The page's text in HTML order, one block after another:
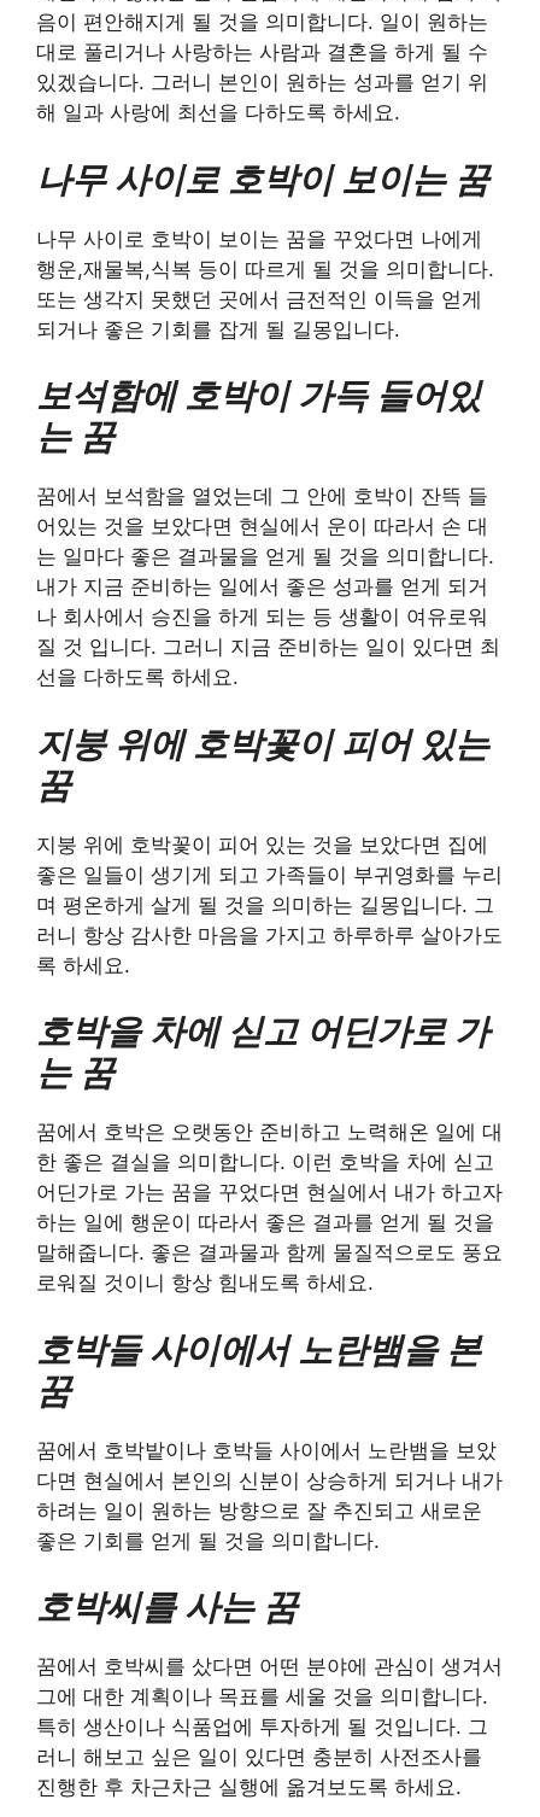
음이 편안해지게 될 것을 의미합니다. 일이 원하는
대로 풀리거나 사랑하는 사람과 결혼을 하게 될 수
있겠습니다. 그러니 본인이 원하는 성과를 얻기 위
해 일과 사랑에 최선을 다하도록 하세요.
나무 사이로 호박이 보이는 꿈
나무 사이로 호박이 보이는 꿈을 꾸었다면 나에게
행운,재물복,식복 등이 따르게 될 것을 의미합니다.
또는 생각지 못했던 곳에서 금전적인 이득을 얻게
되거나 좋은 기회를 잡게 될 길몽입니다.
보석함에 호박이 가득 들어있
는 꿈
꿈에서 보석함을 열었는데 그 안에 호박이 잔뜩 들
어있는 것을 보았다면 현실에서 운이 따라서 손 대
는 일마다 좋은 결과물을 얻게 될 것을 의미합니다.
내가 지금 준비하는 일에서 좋은 성과를 얻게 되거
나 회사에서 승진을 하게 되는 등 생활이 여유로워
질 것 입니다. 그러니 지금 준비하는 일이 있다면 최
선을 다하도록 하세요.
지붕 위에 호박꽃이 피어 있는
꿈
지붕 위에 호박꽃이 피어 있는 것을 보았다면 집에
좋은 일들이 생기게 되고 가족들이 부귀영화를 누리
며 평온하게 살게 될 것을 의미하는 길몽입니다. 그
러니 항상 감사한 마음을 가지고 하루하루 살아가도
록 하세요.
호박을 차에 싣고 어딘가로 가
는 꿈
꿈에서 호박은 오랫동안 준비하고 노력해온 일에 대
한 좋은 결실을 의미합니다. 이런 호박을 차에 싣고
어딘가로 가는 꿈을 꾸었다면 현실에서 내가 하고자
하는 일에 행운이 따라서 좋은 결과를 얻게 될 것을
말해줍니다. 좋은 결과물과 함께 물질적으로도 풍요
로워질 것이니 항상 힘내도록 하세요.
호박들 사이에서 노란뱀을 본
꿈
꿈에서 호박밭이나 호박들 사이에서 노란뱀을 보았
다면 현실에서 본인의 신분이 상승하게 되거나 내가
하려는 일이 원하는 방향으로 잘 추진되고 새로운
좋은 기회를 얻게 될 것을 의미합니다.
호박씨를 사는 꿈
꿈에서 호박씨를 샀다면 어떤 분야에 관심이 생겨서
그에 대한 계획이나 목표를 세울 것을 의미합니다.
특히 생산이나 식품업에 투자하게 될 것입니다. 그
러니 해보고 싶은 일이 있다면 충분히 사전조사를
진행한 후 차근차근 실행에 옮겨보도록 하세요.